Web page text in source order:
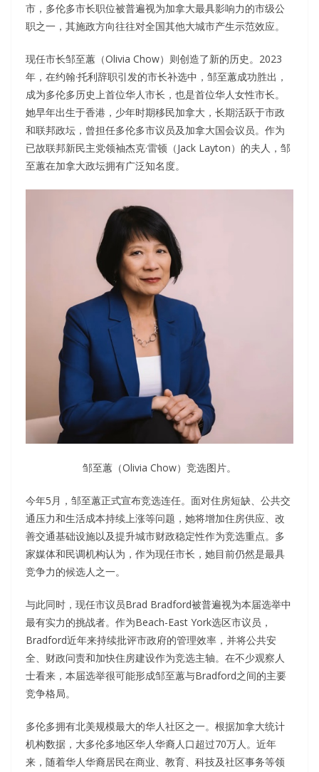
市，多伦多市长职位被普遍视为加拿大最具影响力的市级公
职之一，其施政方向往往对全国其他大城市产生示范效应。
现任市长邹至蕙（Olivia Chow）则创造了新的历史。2023
年，在约翰·托利辞职引发的市长补选中，邹至蕙成功胜出，
成为多伦多历史上首位华人市长，也是首位华人女性市长。
她早年出生于香港，少年时期移民加拿大，长期活跃于市政
和联邦政坛，曾担任多伦多市议员及加拿大国会议员。作为
已故联邦新民主党领袖杰克·雷顿（Jack Layton）的夫人，邹
至蕙在加拿大政坛拥有广泛知名度。
邹至蕙（Olivia Chow）竞选图片。
今年5月，邹至蕙正式宣布竞选连任。面对住房短缺、公共交
通压力和生活成本持续上涨等问题，她将增加住房供应、改
善交通基础设施以及提升城市财政稳定性作为竞选重点。多
家媒体和民调机构认为，作为现任市长，她目前仍然是最具
竞争力的候选人之一。
与此同时，现任市议员Brad Bradford被普遍视为本届选举中
最有实力的挑战者。作为Beach-East York选区市议员，
Bradford近年来持续批评市政府的管理效率，并将公共安
全、财政问责和加快住房建设作为竞选主轴。在不少观察人
士看来，本届选举很可能形成邹至蕙与Bradford之间的主要
竞争格局。
多伦多拥有北美规模最大的华人社区之一。根据加拿大统计
机构数据，大多伦多地区华人华裔人口超过70万人。近年
来，随着华人华裔居民在商业、教育、科技及社区事务等领